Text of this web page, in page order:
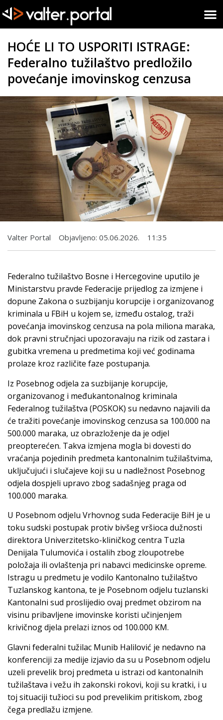
HOĆE LI TO USPORITI ISTRAGE:
Federalno tužilaštvo predložilo
povećanje imovinskog cenzusa
Valter Portal Objavljeno: 05.06.2026. 11:35
Federalno tužilaštvo Bosne i Hercegovine uputilo je
Ministarstvu pravde Federacije prijedlog za izmjene i
dopune Zakona o suzbijanju korupcije i organizovanog
kriminala u FBiH u kojem se, između ostalog, traži
povećanja imovinskog cenzusa na pola miliona maraka,
dok pravni stručnjaci upozoravaju na rizik od zastara i
gubitka vremena u predmetima koji već godinama
prolaze kroz različite faze postupanja.
Iz Posebnog odjela za suzbijanje korupcije,
organizovanog i međukantonalnog kriminala
Federalnog tužilaštva (POSKOK) su nedavno najavili da
će tražiti povećanje imovinskog cenzusa sa 100.000 na
500.000 maraka, uz obrazloženje da je odjel
preopterećen. Takva izmjena mogla bi dovesti do
vraćanja pojedinih predmeta kantonalnim tužilaštvima,
uključujući i slučajeve koji su u nadležnost Posebnog
odjela dospjeli upravo zbog sadašnjeg praga od
100.000 maraka.
U Posebnom odjelu Vrhovnog suda Federacije BiH je u
toku sudski postupak protiv bivšeg vršioca dužnosti
direktora Univerzitetsko-kliničkog centra Tuzla
Denijala Tulumovića i ostalih zbog zloupotrebe
položaja ili ovlaštenja pri nabavci medicinske opreme.
Istragu u predmetu je vodilo Kantonalno tužilaštvo
Tuzlanskog kantona, te je Posebnom odjelu tuzlanski
Kantonalni sud proslijedio ovaj predmet obzirom na
visinu pribavljene imovinske koristi učinjenjem
krivičnog djela prelazi iznos od 100.000 KM.
Glavni federalni tužilac Munib Halilović je nedavno na
konferenciji za medije izjavio da su u Posebnom odjelu
uzeli prevelik broj predmeta u istrazi od kantonalnih
tužilaštava i vežu ih zakonski rokovi, koji su kratki, i u
toj situaciji tužioci su pod prevelikim pritiskom, zbog
čega predlažu izmjene.